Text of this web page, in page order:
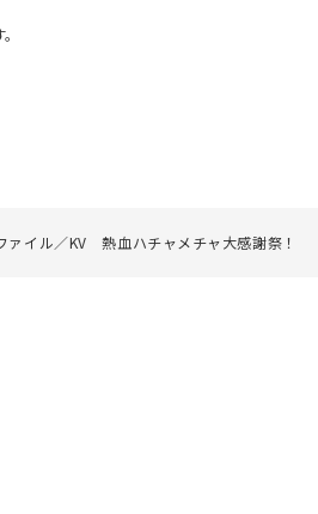
イル／KV 熱血ハチャメチャ大感謝祭！